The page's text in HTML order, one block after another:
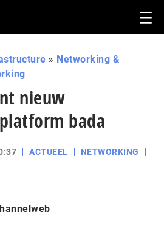
» Networking &
nieuw
bada
ACTUEEL
NETWORKING